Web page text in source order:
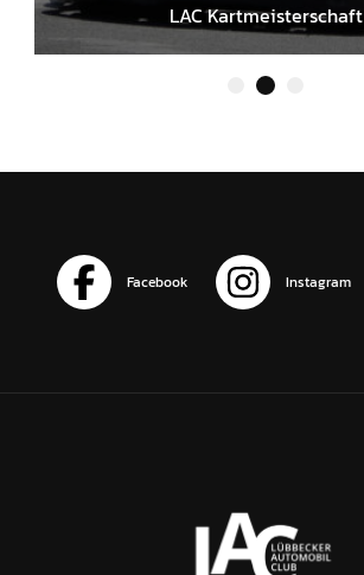
LAC Kartmeisterschaft